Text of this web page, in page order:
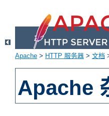
Apache > HTTP 服务器 > 文档
Apache